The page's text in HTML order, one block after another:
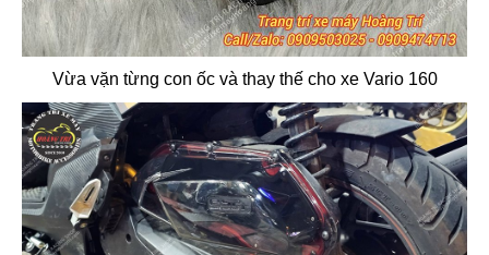
Vừa vặn từng con ốc và thay thế cho xe Vario 160